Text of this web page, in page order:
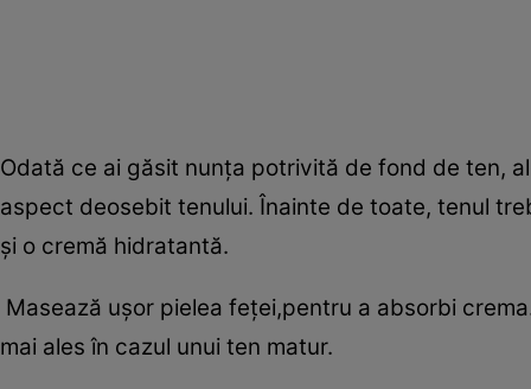
Odată ce ai găsit nunţa potrivită de fond de ten,
aspect deosebit tenului. Înainte de toate, tenul
şi o cremă hidratantă.
Masează uşor pielea feţei,pentru a absorbi
mai ales în cazul unui ten matur.